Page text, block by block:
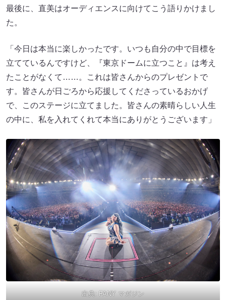
最後に、直美はオーディエンスに向けてこう語りかけまし
た。
「今日は本当に楽しかったです。いつも自分の中で目標を
立てているんですけど、『東京ドームに立つこと』は考え
たことがなくて……。これは皆さんからのプレゼントで
す。皆さんが日ごろから応援してくださっているおかげ
で、このステージに立てました。皆さんの素晴らしい人生
の中に、私を入れてくれて本当にありがとうございます」
出典: FANY マガジン